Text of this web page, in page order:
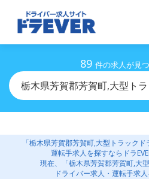
89 件の求人が見
栃木県芳賀郡芳賀町,大型ト
「栃木県芳賀郡芳賀町,大型トラック
運転手求人を探すならドラ
現在、「栃木県芳賀郡芳賀町,大
ドライバー求人・運転手求